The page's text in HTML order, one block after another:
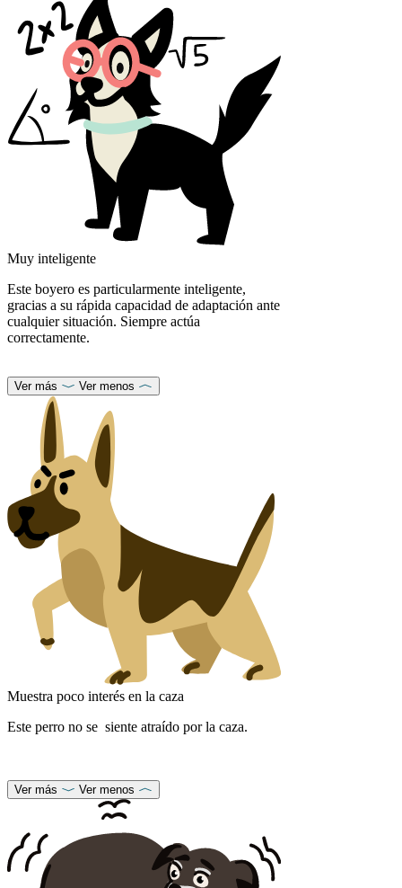
Muy inteligente
Este boyero es particularmente inteligente,
gracias a su rápida capacidad de adaptación ante
cualquier situación. Siempre actúa
correctamente.
Ver más Ver menos
Muestra poco interés en la caza
Este perro no se siente atraído por la caza.
Ver más Ver menos